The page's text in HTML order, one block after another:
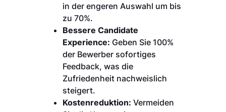
in der engeren Auswahl um bis
zu 70%.
Bessere Candidate
Experience: Geben Sie 100%
der Bewerber sofortiges
Feedback, was die
Zufriedenheit nachweislich
steigert.
Kostenreduktion: Vermeiden